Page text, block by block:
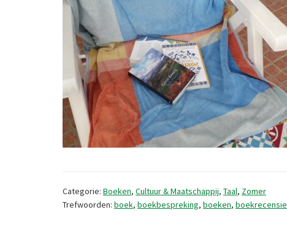
Categorie: Boeken, Cultuur & Maatschappij, Taal, Zomer
Trefwoorden: boek, boekbespreking, boeken, boekrecensie